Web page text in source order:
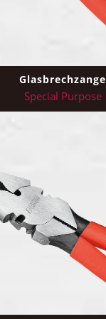
Glasbrechzange
Special Purpose